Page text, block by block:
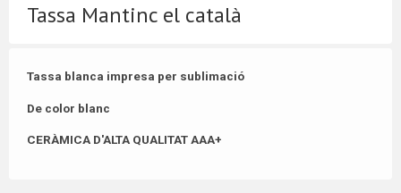
Tassa Mantinc el català
Tassa blanca impresa per sublimació
De color blanc
CERÀMICA D'ALTA QUALITAT AAA+